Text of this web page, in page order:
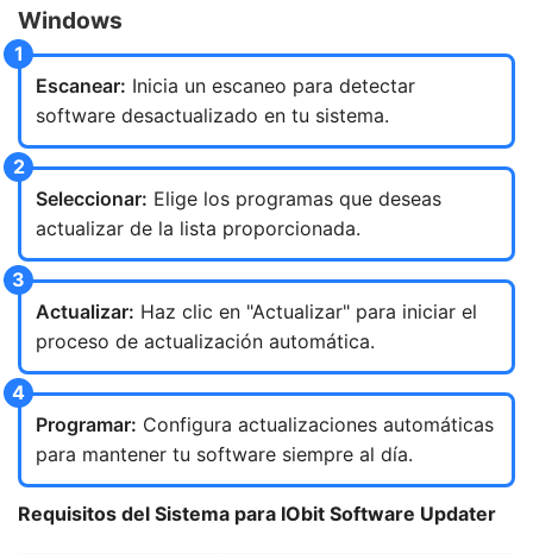
Windows
Escanear: Inicia un escaneo para detectar
software desactualizado en tu sistema.
Seleccionar: Elige los programas que deseas
actualizar de la lista proporcionada.
Actualizar: Haz clic en "Actualizar" para iniciar el
proceso de actualización automática.
Programar: Configura actualizaciones automáticas
para mantener tu software siempre al día.
Requisitos del Sistema para IObit Software Updater